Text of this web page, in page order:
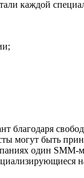
каждой
могут быть
один